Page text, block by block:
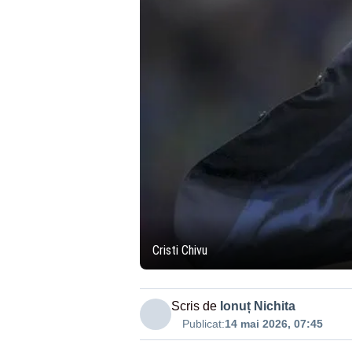
Cristi Chivu
Scris de Ionuț Nichita
Publicat:14 mai 2026, 07:45